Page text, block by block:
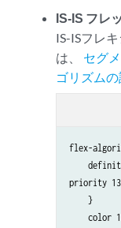
IS-IS フレ
IS-ISフレ
は、 セグ
ゴリズム
flex-
priority
    }
color